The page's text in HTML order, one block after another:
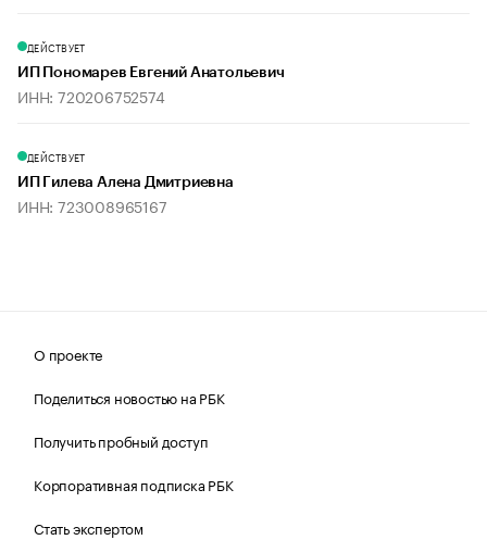
ДЕЙСТВУЕТ
ИП Пономарев Евгений Анатольевич
ИНН: 720206752574
ДЕЙСТВУЕТ
ИП Гилева Алена Дмитриевна
ИНН: 723008965167
О проекте
Поделиться новостью на РБК
Получить пробный доступ
Корпоративная подписка РБК
Стать экспертом